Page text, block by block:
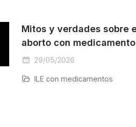
Mitos y verdades sobre
aborto con
29/05/2026
ILE con medicamentos